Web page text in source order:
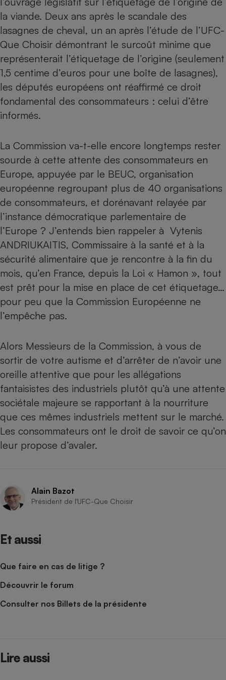
la viande. Deux ans après le scandale des
lasagnes de cheval, un an après l’étude de l’UFC-
Que Choisir démontrant le surcoût minime que
représenterait l’étiquetage de l’origine (seulement
1,5 centime d’euros pour une boîte de lasagnes),
les députés européens ont réaffirmé ce droit
fondamental des consommateurs : celui d’être
informés.
La Commission va-t-elle encore longtemps rester
sourde à cette attente des consommateurs en
Europe, appuyée par le BEUC, organisation
européenne regroupant plus de 40 organisations
de consommateurs, et dorénavant relayée par
l’instance démocratique parlementaire de
l’Europe ? J’entends bien rappeler à Vytenis
ANDRIUKAITIS, Commissaire à la santé et à la
sécurité alimentaire que je rencontre à la fin du
mois, qu’en France, depuis la Loi « Hamon », tout
est prêt pour la mise en place de cet étiquetage…
pour peu que la Commission Européenne ne
l’empêche pas.
Alors Messieurs de la Commission, à vous de
sortir de votre autisme et d’arrêter de n’avoir une
oreille attentive que pour les allégations
fantaisistes des industriels plutôt qu’à une attente
sociétale majeure se rapportant à la nourriture
que ces mêmes industriels mettent sur le marché.
Les consommateurs ont le droit de savoir ce qu’on
leur propose d’avaler.
Alain Bazot
Président de l'UFC-Que Choisir
Et aussi
Que faire en cas de litige ?
Découvrir le forum
Consulter nos Billets de la présidente
Lire aussi
Complément
alimentaire
Assurance emprunteur
Petit électroménager -
Lave-linge
Plaque de cuisson à
induction
Climatiseur -
Téléphone mobile -
Smartphone
Antivirus
Matelas
Radiateur électrique
Climatiseur -
Ventilateur
Mutuelle
Antimoustique